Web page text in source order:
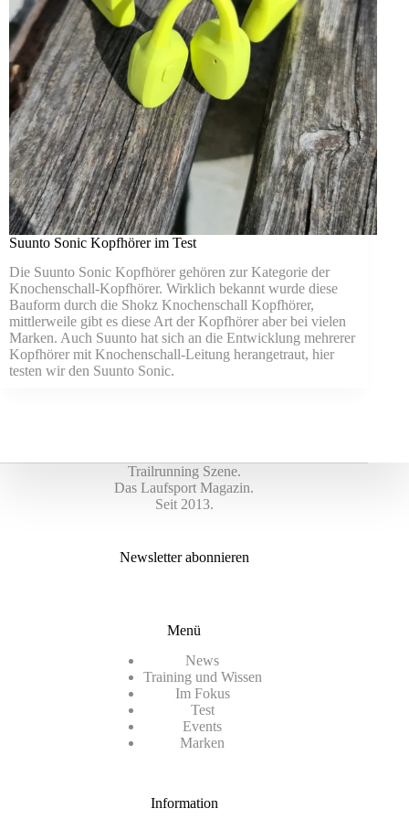
Suunto Sonic Kopfhörer im Test
Die Suunto Sonic Kopfhörer gehören zur Kategorie der
Knochenschall-Kopfhörer. Wirklich bekannt wurde diese
Bauform durch die Shokz Knochenschall Kopfhörer,
mittlerweile gibt es diese Art der Kopfhörer aber bei vielen
Marken. Auch Suunto hat sich an die Entwicklung mehrerer
Kopfhörer mit Knochenschall-Leitung herangetraut, hier
testen wir den Suunto Sonic.
Trailrunning Szene.
Das Laufsport Magazin.
Seit 2013.
Newsletter abonnieren
Menü
News
Training und Wissen
Im Fokus
Test
Events
Marken
Information